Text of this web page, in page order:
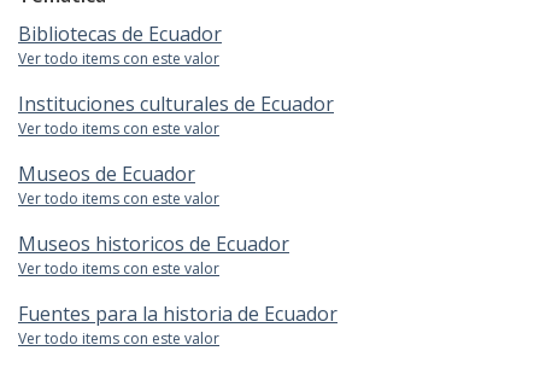
Bibliotecas de Ecuador
Ver todo items con este valor
Instituciones culturales de Ecuador
Ver todo items con este valor
Museos de Ecuador
Ver todo items con este valor
Museos historicos de Ecuador
Ver todo items con este valor
Fuentes para la historia de Ecuador
Ver todo items con este valor